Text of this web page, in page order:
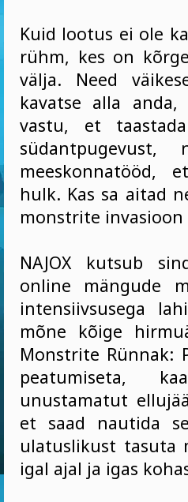
Kuid lootus ei ole
rühm, kes on
välja. Need
kavatse alla anda,
vastu, et
meeskonnatööd,
hulk. Kas sa aitad
monstrite
NAJOX kutsub
online mängude
intensiivsusega
mõne kõige
Monstrite Rünnak:
peatumiseta,
unustamatut
et saad nautida
ulatuslikust tasuta
igal ajal ja igas